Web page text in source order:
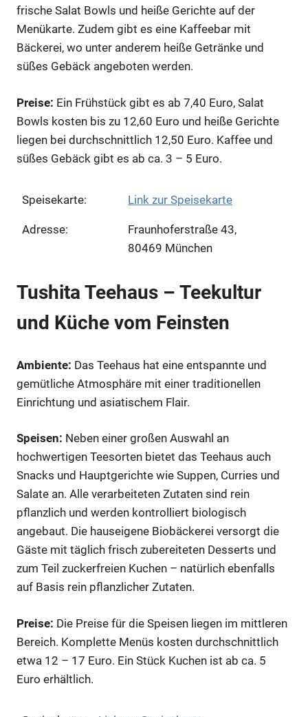
frische Salat Bowls und heiße Gerichte auf der
Menükarte. Zudem gibt es eine Kaffeebar mit
Bäckerei, wo unter anderem heiße Getränke und
süßes Gebäck angeboten werden.
Preise: Ein Frühstück gibt es ab 7,40 Euro, Salat
Bowls kosten bis zu 12,60 Euro und heiße Gerichte
liegen bei durchschnittlich 12,50 Euro. Kaffee und
süßes Gebäck gibt es ab ca. 3 – 5 Euro.
Speisekarte: Link zur Speisekarte
Adresse:
Fraunhoferstraße 43,
80469 München
Tushita Teehaus – Teekultur
und Küche vom Feinsten
Ambiente: Das Teehaus hat eine entspannte und
gemütliche Atmosphäre mit einer traditionellen
Einrichtung und asiatischem Flair.
Speisen: Neben einer großen Auswahl an
hochwertigen Teesorten bietet das Teehaus auch
Snacks und Hauptgerichte wie Suppen, Curries und
Salate an. Alle verarbeiteten Zutaten sind rein
pflanzlich und werden kontrolliert biologisch
angebaut. Die hauseigene Biobäckerei versorgt die
Gäste mit täglich frisch zubereiteten Desserts und
zum Teil zuckerfreien Kuchen – natürlich ebenfalls
auf Basis rein pflanzlicher Zutaten.
Preise: Die Preise für die Speisen liegen im mittleren
Bereich. Komplette Menüs kosten durchschnittlich
etwa 12 – 17 Euro. Ein Stück Kuchen ist ab ca. 5
Euro erhältlich.